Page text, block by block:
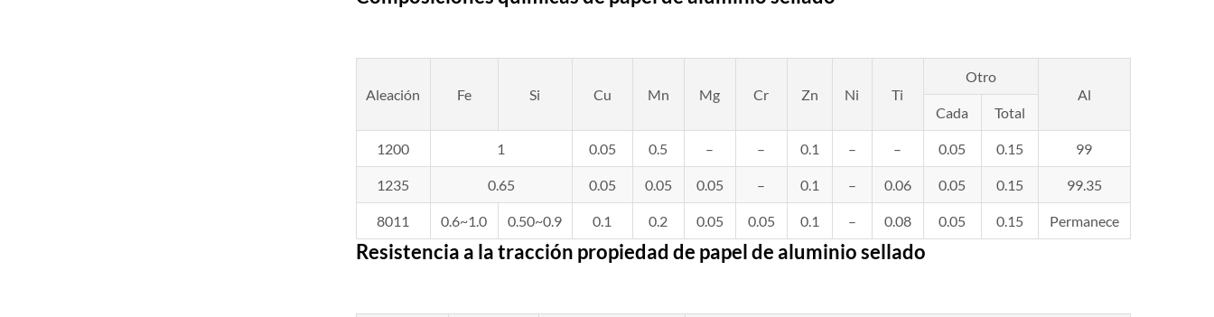
Aleación Fe Si Cu Mn Mg Cr Zn Ni Ti
Otro
Al
Cada
Total
1200 1 0.05 0.5 – – 0.1 – – 0.05 0.15 99
1235 0.65 0.05 0.05 0.05 – 0.1 – 0.06 0.05 0.15 99.35
8011 0.6~1.0 0.50~0.9 0.1 0.2 0.05 0.05 0.1 – 0.08 0.05 0.15 Permanece
Resistencia a la tracción propiedad de papel de aluminiosellado